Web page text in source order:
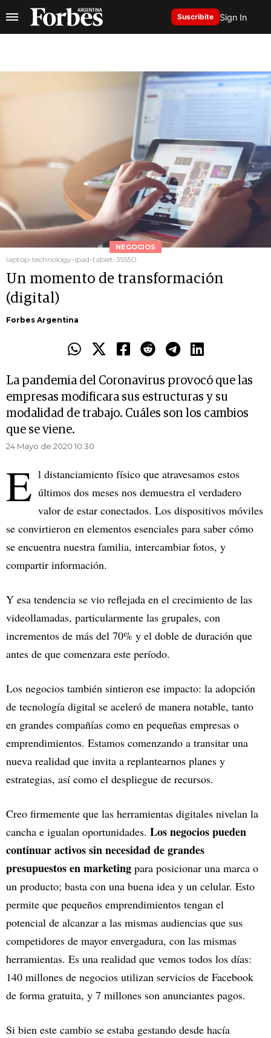
Suscribite Sign In
NEGOCIOS
laptop-technology-ipad-tablet-35550
Un momento de transformación
(digital)
Forbes Argentina
La pandemia del Coronavirus provocó que las
empresas modificara sus estructuras y su
modalidad de trabajo. Cuáles son los cambios
que se viene.
24 Mayo de 2020 10.30
E l distanciamiento físico que atravesamos estos
últimos dos meses nos demuestra el verdadero
valor de estar conectados. Los dispositivos móviles
se convirtieron en elementos esenciales para saber cómo
se encuentra nuestra familia, intercambiar fotos, y
compartir información.
Y esa tendencia se vio reflejada en el crecimiento de las
videollamadas, particularmente las grupales, con
incrementos de más del 70% y el doble de duración que
antes de que comenzara este período.
Los negocios también sintieron ese impacto: la adopción
de tecnología digital se aceleró de manera notable, tanto
en grandes compañías como en pequeñas empresas o
emprendimientos. Estamos comenzando a transitar una
nueva realidad que invita a replantearnos planes y
estrategias, así como el despliegue de recursos.
Creo firmemente que las herramientas digitales nivelan la
cancha e igualan oportunidades. Los negocios pueden
continuar activos sin necesidad de grandes
presupuestos en marketing para posicionar una marca o
un producto; basta con una buena idea y un celular. Esto
permite que pequeños emprendimientos tengan el
potencial de alcanzar a las mismas audiencias que sus
competidores de mayor envergadura, con las mismas
herramientas. Es una realidad que vemos todos los días:
140 millones de negocios utilizan servicios de Facebook
de forma gratuita, y 7 millones son anunciantes pagos.
Si bien este cambio se estaba gestando desde hacía